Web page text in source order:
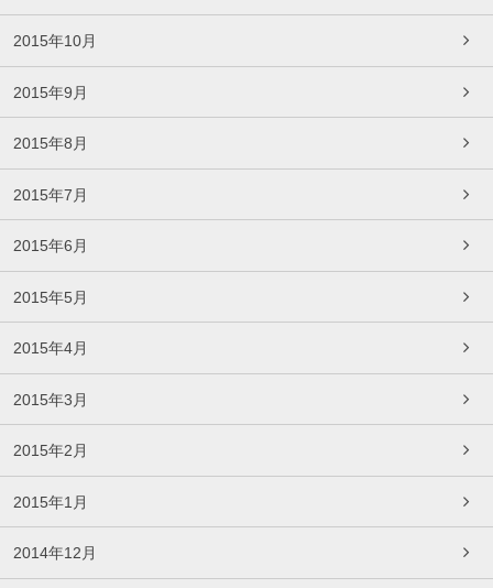
2015年10月
2015年9月
2015年8月
2015年7月
2015年6月
2015年5月
2015年4月
2015年3月
2015年2月
2015年1月
2014年12月